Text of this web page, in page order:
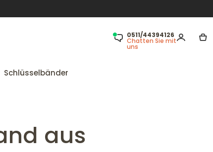
0511/44394126
Chatten Sie mit
uns
Schlüsselbänder
aus